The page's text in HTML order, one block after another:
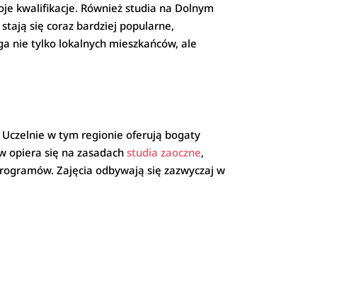
kwalifikacje. Również studia na Dolnym
się coraz bardziej popularne,
nie tylko lokalnych mieszkańców, ale
Uczelnie w tym regionie oferują bogaty
opiera się na zasadachstudia zaoczne,
Zajęcia odbywają się zazwyczaj w